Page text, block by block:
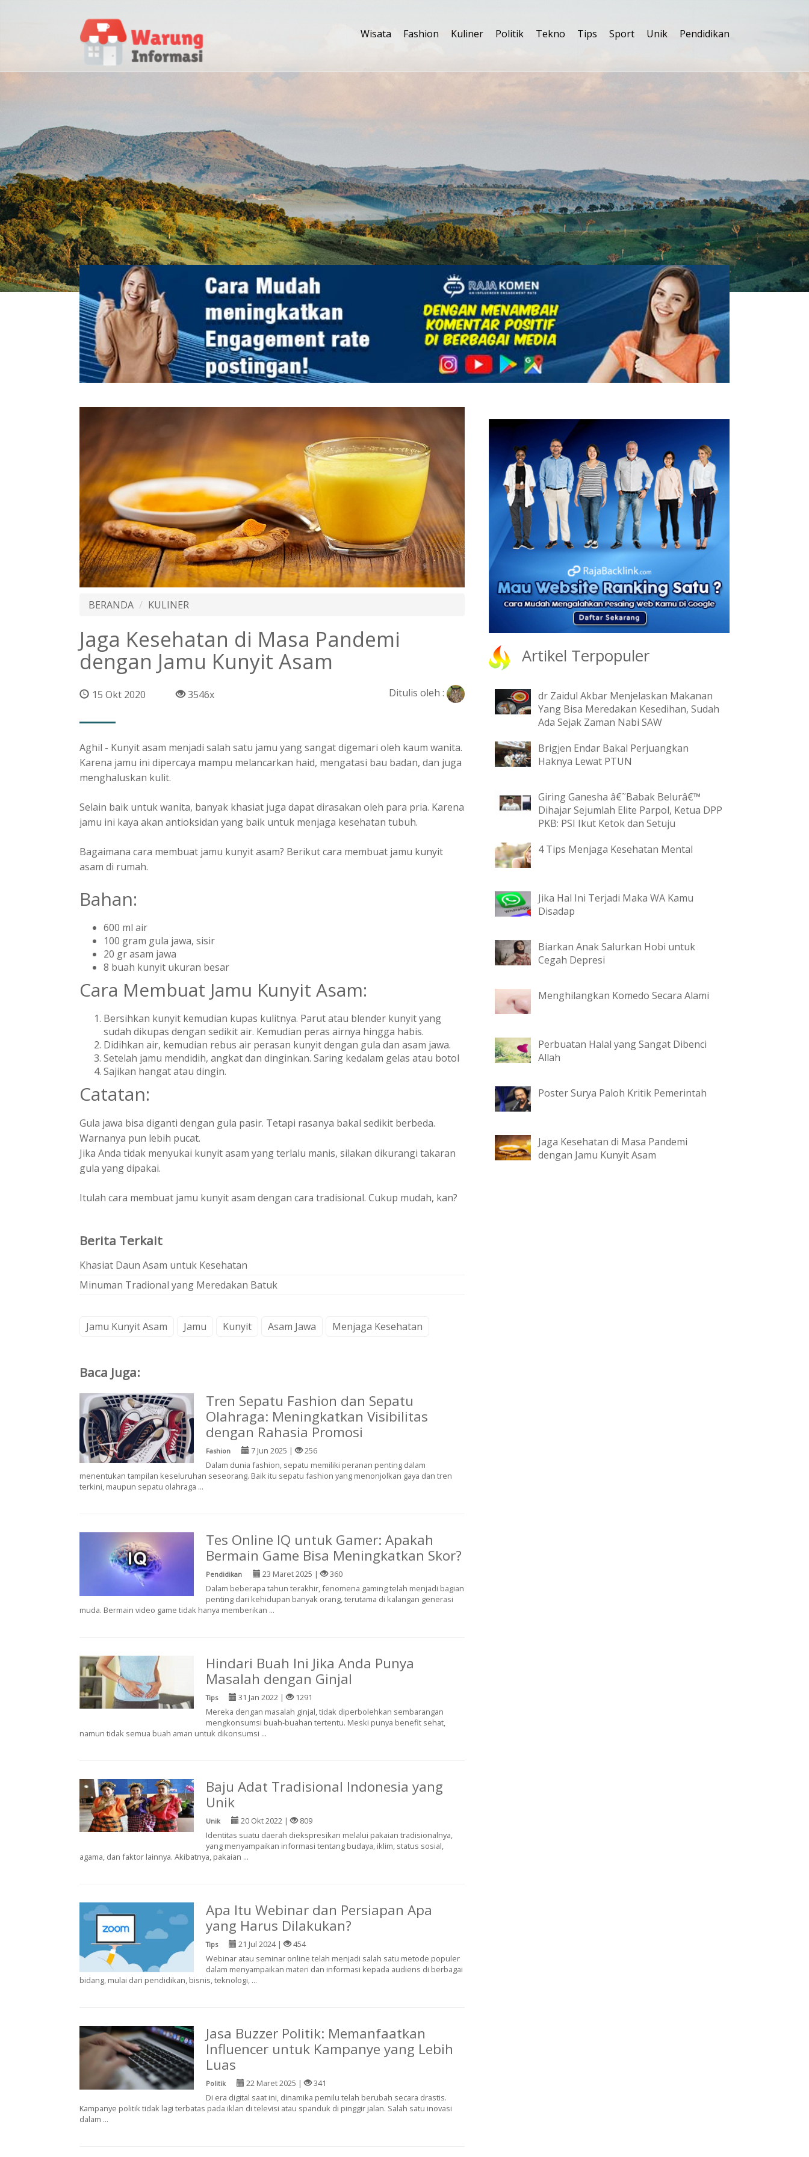
Wisata Fashion Kuliner Politik Tekno Tips Sport Unik Pendidikan
BERANDA KULINER
Jaga Kesehatan di Masa Pandemi
dengan Jamu Kunyit Asam
15 Okt 2020 3546x Ditulis oleh :
Aghil - Kunyit asam menjadi salah satu jamu yang sangat digemari oleh kaum wanita.
Karena jamu ini dipercaya mampu melancarkan haid, mengatasi bau badan, dan juga
menghaluskan kulit.
Selain baik untuk wanita, banyak khasiat juga dapat dirasakan oleh para pria. Karena
jamu ini kaya akan antioksidan yang baik untuk menjaga kesehatan tubuh.
Bagaimana cara membuat jamu kunyit asam? Berikut cara membuat jamu kunyit
asam di rumah.
Bahan:
600 ml air
100 gram gula jawa, sisir
20 gr asam jawa
8 buah kunyit ukuran besar
Cara Membuat Jamu Kunyit Asam:
Bersihkan kunyit kemudian kupas kulitnya. Parut atau blender kunyit yang
sudah dikupas dengan sedikit air. Kemudian peras airnya hingga habis.
Didihkan air, kemudian rebus air perasan kunyit dengan gula dan asam jawa.
Setelah jamu mendidih, angkat dan dinginkan. Saring kedalam gelas atau botol
Sajikan hangat atau dingin.
Catatan:
Gula jawa bisa diganti dengan gula pasir. Tetapi rasanya bakal sedikit berbeda.
Warnanya pun lebih pucat.
Jika Anda tidak menyukai kunyit asam yang terlalu manis, silakan dikurangi takaran
gula yang dipakai.
Itulah cara membuat jamu kunyit asam dengan cara tradisional. Cukup mudah, kan?
Berita Terkait
Khasiat Daun Asam untuk Kesehatan
Minuman Tradional yang Meredakan Batuk
Jamu Kunyit Asam Jamu Kunyit Asam Jawa Menjaga Kesehatan
Baca Juga:
Tren Sepatu Fashion dan Sepatu
Olahraga: Meningkatkan Visibilitas
dengan Rahasia Promosi
Fashion 7 Jun 2025 |
256
Dalam dunia fashion, sepatu memiliki peranan penting dalam
menentukan tampilan keseluruhan seseorang. Baik itu sepatu fashion yang menonjolkan gaya dan tren
terkini, maupun sepatu olahraga ...
Tes Online IQ untuk Gamer: Apakah
Bermain Game Bisa Meningkatkan Skor?
Pendidikan 23 Maret 2025 |
360
Dalam beberapa tahun terakhir, fenomena gaming telah menjadi bagian
penting dari kehidupan banyak orang, terutama di kalangan generasi
muda. Bermain video game tidak hanya memberikan ...
Hindari Buah Ini Jika Anda Punya
Masalah dengan Ginjal
Tips 31 Jan 2022 |
1291
Mereka dengan masalah ginjal, tidak diperbolehkan sembarangan
mengkonsumsi buah-buahan tertentu. Meski punya benefit sehat,
namun tidak semua buah aman untuk dikonsumsi ...
Baju Adat Tradisional Indonesia yang
Unik
Unik 20 Okt 2022 |
809
Identitas suatu daerah diekspresikan melalui pakaian tradisionalnya,
yang menyampaikan informasi tentang budaya, iklim, status sosial,
agama, dan faktor lainnya. Akibatnya, pakaian ...
Apa Itu Webinar dan Persiapan Apa
yang Harus Dilakukan?
Tips 21 Jul 2024 |
454
Webinar atau seminar online telah menjadi salah satu metode populer
dalam menyampaikan materi dan informasi kepada audiens di berbagai
bidang, mulai dari pendidikan, bisnis, teknologi, ...
Jasa Buzzer Politik: Memanfaatkan
Influencer untuk Kampanye yang Lebih
Luas
Politik 22 Maret 2025 |
341
Di era digital saat ini, dinamika pemilu telah berubah secara drastis.
Kampanye politik tidak lagi terbatas pada iklan di televisi atau spanduk di pinggir jalan. Salah satu inovasi
dalam ...
Artikel Terpopuler
dr Zaidul Akbar Menjelaskan Makanan
Yang Bisa Meredakan Kesedihan, Sudah
Ada Sejak Zaman Nabi SAW
Brigjen Endar Bakal Perjuangkan
Haknya Lewat PTUN
Giring Ganesha â€˜Babak Belurâ€™
Dihajar Sejumlah Elite Parpol, Ketua DPP
PKB: PSI Ikut Ketok dan Setuju
4 Tips Menjaga Kesehatan Mental
Jika Hal Ini Terjadi Maka WA Kamu
Disadap
Biarkan Anak Salurkan Hobi untuk
Cegah Depresi
Menghilangkan Komedo Secara Alami
Perbuatan Halal yang Sangat Dibenci
Allah
Poster Surya Paloh Kritik Pemerintah
Jaga Kesehatan di Masa Pandemi
dengan Jamu Kunyit Asam